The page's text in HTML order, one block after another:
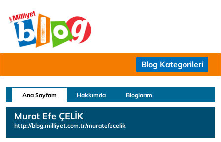
Blog Kategorileri
Ana Sayfam Hakkımda Bloglarım
Murat Efe ÇELİK
http://blog.milliyet.com.tr/muratefecelik